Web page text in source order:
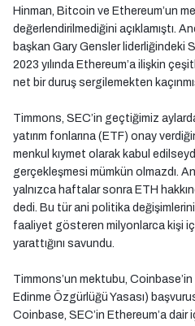
Hinman, Bitcoin ve Ethereum’un
değerlendirilmediğini açıklamıştı.
başkan Gary Gensler liderliğindeki
2023 yılında Ethereum’a ilişkin
net bir duruş sergilemekten
Timmons, SEC’in geçtiğimiz
yatırım fonlarına (ETF) onay
menkul kıymet olarak kabul
gerçekleşmesi mümkün olmazdı.
yalnızca haftalar sonra ETH
dedi. Bu tür ani politika
faaliyet gösteren milyonlarca kişi
yarattığını savundu.
Timmons’un mektubu, Coinbase’in
Edinme Özgürlüğü Yasası)
Coinbase, SEC’in Ethereum’a dair